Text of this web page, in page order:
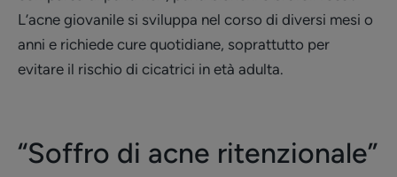
L’acne giovanile si sviluppa nel corso di diversi mesi o
anni e richiede cure quotidiane, soprattutto per
evitare il rischio di cicatrici in età adulta.
“Soffro di acne ritenzionale”